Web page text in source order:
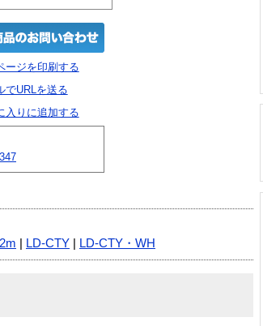
ージを印刷する
でURLを送る
入りに追加する
2m LD-CTY LD-CTY・WH